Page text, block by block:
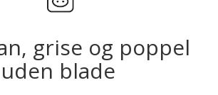
grise og poppel
uden blade